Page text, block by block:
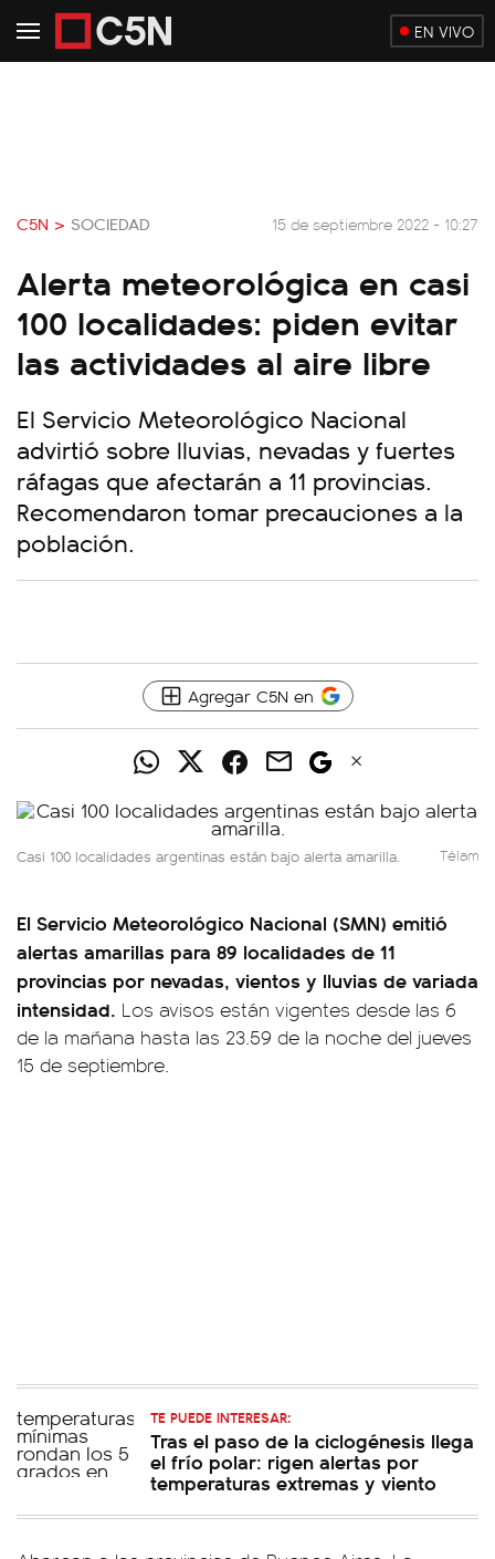
EN VIVO
C5N > SOCIEDAD 15 de septiembre 2022 - 10:27
Alerta meteorológica en casi
100 localidades: piden evitar
las actividades al aire libre
El Servicio Meteorológico Nacional
advirtió sobre lluvias, nevadas y fuertes
ráfagas que afectarán a 11 provincias.
Recomendaron tomar precauciones a la
población.
Agregar C5N en
Casi 100 localidades argentinas están bajo alerta amarilla. Télam
El Servicio Meteorológico Nacional (SMN) emitió
alertas amarillas para 89 localidades de 11
provincias por nevadas, vientos y lluvias de variada
intensidad. Los avisos están vigentes desde las 6
de la mañana hasta las 23.59 de la noche del jueves
15 de septiembre.
TE PUEDE INTERESAR:
Tras el paso de la ciclogénesis llega
el frío polar: rigen alertas por
temperaturas extremas y viento